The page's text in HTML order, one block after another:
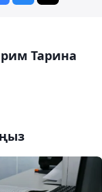
Тарина